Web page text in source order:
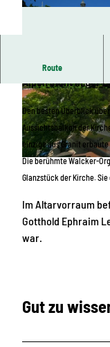
© Stadtverwaltung Kamenz |
© Stadtverwaltung Kamenz |
Route
Die einzige aus
Alpen steht in der
Den besten Überblick
Aussichtsbalkon der
einzige aus Granit
Die berühmte Walcker-
Glanzstück der Kirche.
Im Altarvorraum
Gotthold Ephraim
war.
Gut zu